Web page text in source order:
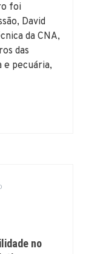
foi
David
da CNA,
das
e pecuária,
no